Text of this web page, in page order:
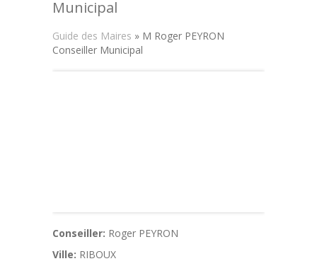
Municipal
Guide des Maires » M Roger PEYRON
Conseiller Municipal
Conseiller: Roger PEYRON
Ville: RIBOUX